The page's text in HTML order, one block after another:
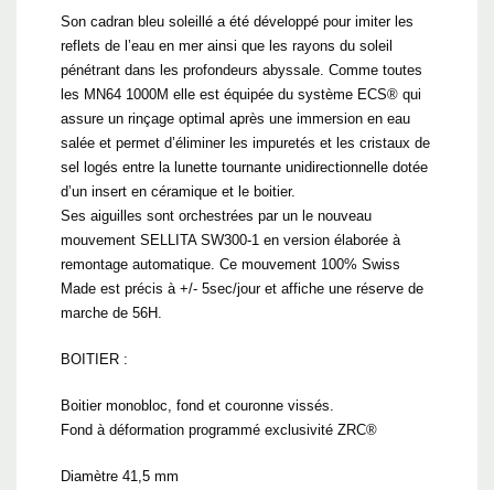
Son cadran bleu soleillé a été développé pour imiter les
reflets de l’eau en mer ainsi que les rayons du soleil
pénétrant dans les profondeurs abyssale. Comme toutes
les MN64 1000M elle est équipée du système ECS® qui
assure un rinçage optimal après une immersion en eau
salée et permet d’éliminer les impuretés et les cristaux de
sel logés entre la lunette tournante unidirectionnelle dotée
d’un insert en céramique et le boitier.
Ses aiguilles sont orchestrées par un le nouveau
mouvement SELLITA SW300-1 en version élaborée à
remontage automatique. Ce mouvement 100% Swiss
Made est précis à +/- 5sec/jour et affiche une réserve de
marche de 56H.
BOITIER :
Boitier monobloc, fond et couronne vissés.
Fond à déformation programmé exclusivité ZRC®
Diamètre 41,5 mm